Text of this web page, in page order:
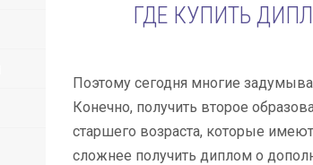
ГДЕ КУПИТЬ
Поэтому сегодня многие
Конечно, получить второе
старшего возраста, которые
сложнее получить диплом о